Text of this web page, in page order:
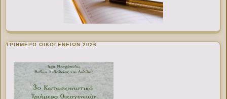
ΤΡΙΗΜΕΡΟ ΟΙΚΟΓΕΝΕΙΩΝ 2026